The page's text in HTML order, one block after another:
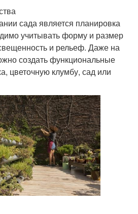
сада является планировка
учитывать форму и размер
и рельеф. Даже на
создать функциональные
цветочную клумбу, сад или